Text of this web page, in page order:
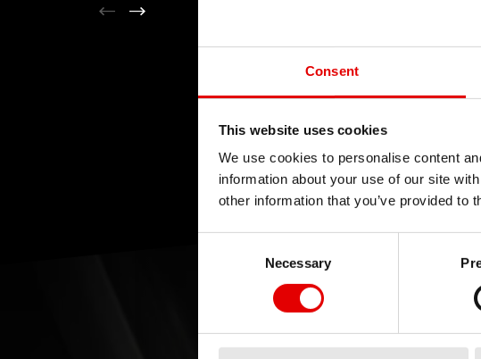
Consent
This website uses cookies
We use cookies to personalise content
information about your use of our site
other information that you’ve provided to
Necessary